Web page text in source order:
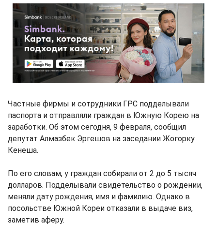
Частные фирмы и сотрудники ГРС подделывали
паспорта и отправляли граждан в Южную Корею на
заработки. Об этом сегодня, 9 февраля, сообщил
депутат Алмазбек Эргешов на заседании Жогорку
Кенеша.
По его словам, у граждан собирали от 2 до 5 тысяч
долларов. Подделывали свидетельство о рождении,
меняли дату рождения, имя и фамилию. Однако в
посольстве Южной Кореи отказали в выдаче виз,
заметив аферу.